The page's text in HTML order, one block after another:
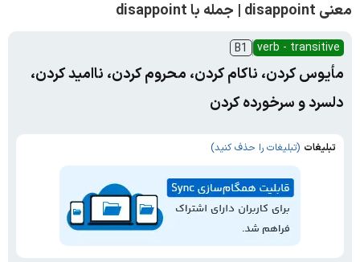
معنی disappoint | جمله با disappoint
verb - transitive
B1
مأیوس کردن، ناکام کردن، محروم کردن، ناامید کردن،
دلسرد و سرخورده کردن
تبلیغات (تبلیغات را حذف کنید)